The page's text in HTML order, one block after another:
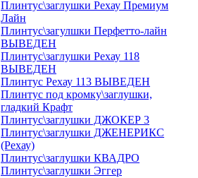
Плинтус\заглушки Рехау Премиум
Лайн
Плинтус\загулшки Перфетто-лайн
ВЫВЕДЕН
Плинтус\заглушки Рехау 118
ВЫВЕДЕН
Плинтус Рехау 113 ВЫВЕДЕН
Плинтус под кромку\заглушки,
гладкий Крафт
Плинтус\заглушки ДЖОКЕР 3
Плинтус\заглушки ДЖЕНЕРИКС
(Рехау)
Плинтус\заглушки КВАДРО
Плинтус\заглушки Эггер